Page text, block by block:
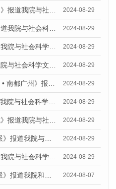
8月13日《广州日报大洋网》报道我院与社会科学文献出版社联合发布的《广州蓝皮书：广州国际商贸中心发展报告（2024）》媒体文章 2024-08-29
8月13日《中国新闻网》报道我院与社会科学文献出版社联合发布的《广州蓝皮书：广州国际商贸中心发展报告（2024）》媒体文章 2024-08-29
8月13日《湾区财经》报道我院与社会科学文献出版社联合发布的《广州蓝皮书：广州国际商贸中心发展报告（2024）》媒体文章 2024-08-29
8月13日《赢商网》报道我院与社会科学文献出版社联合发布的《广州蓝皮书：广州国际商贸中心发展报告（2024）》媒体文章 2024-08-29
8月13日《南方都市报APP • 南都广州》报道我院与社会科学文献出版社联合发布的《广州蓝皮书：广州国际商贸中心发展报告（2024）》媒体文章 2024-08-29
8月13日《南方Plus》报道我院与社会科学文献出版社联合发布的《广州蓝皮书：广州国际商贸中心发展报告（2024）》媒体文章 2024-08-29
8月13日《广州日报新花城》报道我院与社会科学文献出版社联合发布的《广州蓝皮书：广州国际商贸中心发展报告（2024）》媒体文章 2024-08-29
8月13日《羊城晚报•羊城派》报道我院与社会科学文献出版社联合发布的《广州蓝皮书：广州国际商贸中心发展报告（2024）》媒体文章 2024-08-29
8月13日《花城新闻》报道我院与社会科学文献出版社联合发布的《广州蓝皮书：广州国际商贸中心发展报告（2024）》媒体文章 2024-08-29
7月17日《羊城晚报•羊城派》报道我院和社会科学文献出版社联合发布《广州蓝皮书：广州数字经济发展报告（2024）》的媒体文章 2024-08-07